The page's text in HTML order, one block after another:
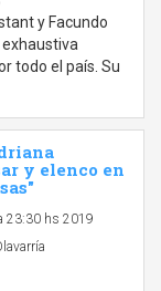
y Facundo
todo el país. Su
y elenco en
23:30 hs 2019